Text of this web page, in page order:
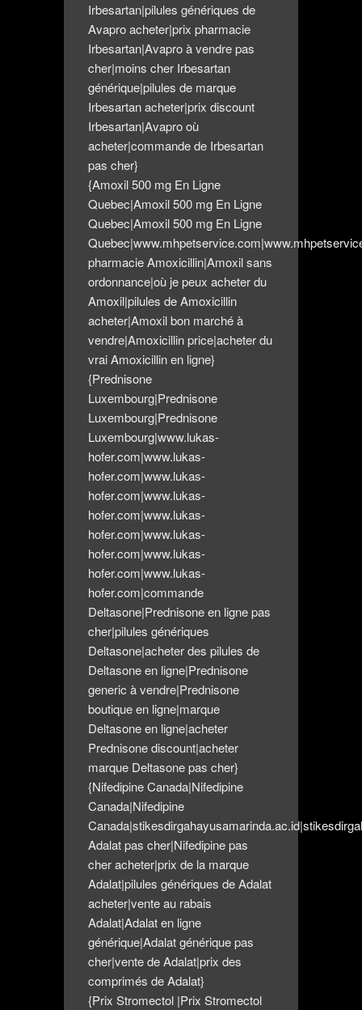
Irbesartan|pilules génériques de
Avapro acheter|prix pharmacie
Irbesartan|Avapro à vendre pas
cher|moins cher Irbesartan
générique|pilules de marque
Irbesartan acheter|prix discount
Irbesartan|Avapro où
acheter|commande de Irbesartan
pas cher}
{Amoxil 500 mg En Ligne
Quebec|Amoxil 500 mg En Ligne
Quebec|Amoxil 500 mg En Ligne
pharmacie Amoxicillin|Amoxil sans
ordonnance|où je peux acheter du
Amoxil|pilules de Amoxicillin
acheter|Amoxil bon marché à
vendre|Amoxicillin price|acheter du
vrai Amoxicillin en ligne}
{Prednisone
Luxembourg|Prednisone
Luxembourg|Prednisone
Luxembourg|www.lukas-
hofer.com|www.lukas-
hofer.com|www.lukas-
hofer.com|www.lukas-
hofer.com|www.lukas-
hofer.com|www.lukas-
hofer.com|www.lukas-
hofer.com|www.lukas-
hofer.com|commande
Deltasone|Prednisone en ligne pas
cher|pilules génériques
Deltasone|acheter des pilules de
Deltasone en ligne|Prednisone
generic à vendre|Prednisone
boutique en ligne|marque
Deltasone en ligne|acheter
Prednisone discount|acheter
marque Deltasone pas cher}
{Nifedipine Canada|Nifedipine
Canada|Nifedipine
Adalat pas cher|Nifedipine pas
cher acheter|prix de la marque
Adalat|pilules génériques de Adalat
acheter|vente au rabais
Adalat|Adalat en ligne
générique|Adalat générique pas
cher|vente de Adalat|prix des
comprimés de Adalat}
{Prix Stromectol |Prix Stromectol